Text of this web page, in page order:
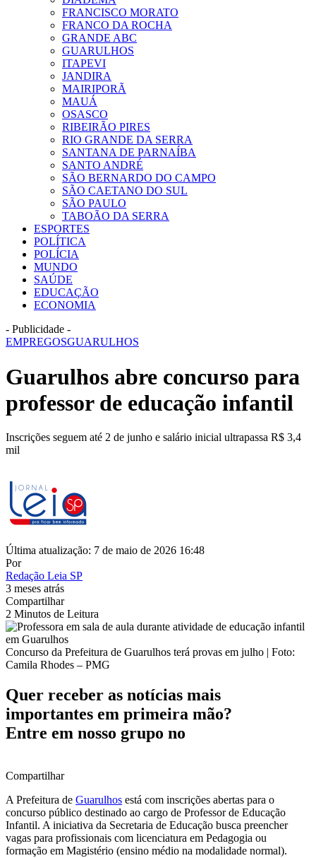
FRANCISCO MORATO
FRANCO DA ROCHA
GRANDE ABC
GUARULHOS
ITAPEVI
JANDIRA
MAIRIPORÃ
MAUÁ
OSASCO
RIBEIRÃO PIRES
RIO GRANDE DA SERRA
SANTANA DE PARNAÍBA
SANTO ANDRÉ
SÃO BERNARDO DO CAMPO
SÃO CAETANO DO SUL
SÃO PAULO
TABOÃO DA SERRA
ESPORTES
POLÍTICA
POLÍCIA
MUNDO
SAÚDE
EDUCAÇÃO
ECONOMIA
- Publicidade -
EMPREGOSGUARULHOS
Guarulhos abre concurso para
professor de educação infantil
Inscrições seguem até 2 de junho e salário inicial ultrapassa R$ 3,4
mil
Última atualização: 7 de maio de 2026 16:48
Por
Redação Leia SP
3 meses atrás
Compartilhar
2 Minutos de Leitura
Concurso da Prefeitura de Guarulhos terá provas em julho | Foto:
Camila Rhodes – PMG
Quer receber as notícias mais
importantes em primeira mão?
Entre em nosso grupo no
Compartilhar
A Prefeitura de Guarulhos está com inscrições abertas para o
concurso público destinado ao cargo de Professor de Educação
Infantil. A iniciativa da Secretaria de Educação busca preencher
vagas para profissionais com licenciatura em Pedagogia ou
formação em Magistério (ensino médio na modalidade normal).